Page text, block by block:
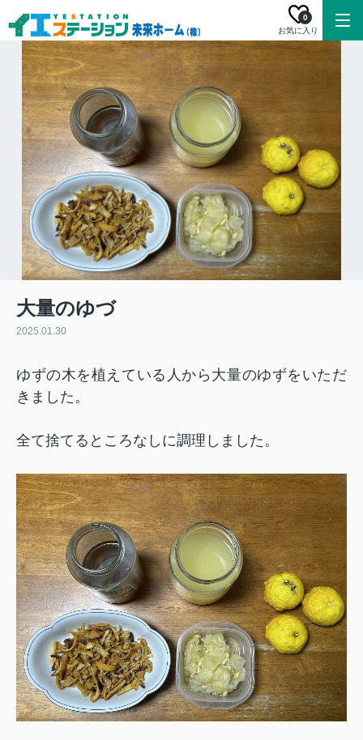
お気に入り
0
大量のゆづ
2025.01.30
ゆずの木を植えている人から大量のゆずをいただ
きました。
全て捨てるところなしに調理しました。